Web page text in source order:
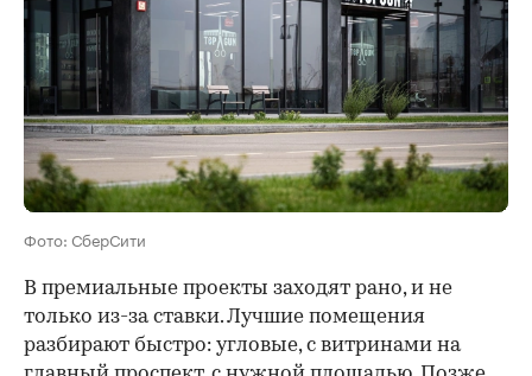
Фото: СберСити
В премиальные проекты заходят рано, и не
только из-за ставки. Лучшие помещения
разбирают быстро: угловые, с витринами на